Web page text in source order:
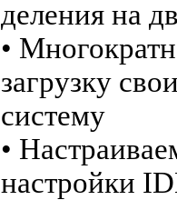
деления на
•
загрузку
систему
•
настройки